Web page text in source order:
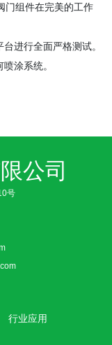
门组件在完美的工作
进行全面严格测试。
涂系统。
公司
号
行业应用